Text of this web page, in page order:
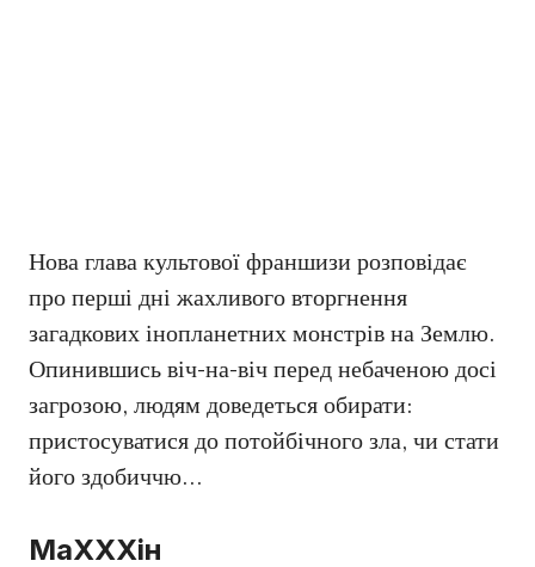
Нова глава культової франшизи розповідає
про перші дні жахливого вторгнення
загадкових інопланетних монстрів на Землю.
Опинившись віч-на-віч перед небаченою досі
загрозою, людям доведеться обирати:
пристосуватися до потойбічного зла, чи стати
його здобиччю…
МаХХХін